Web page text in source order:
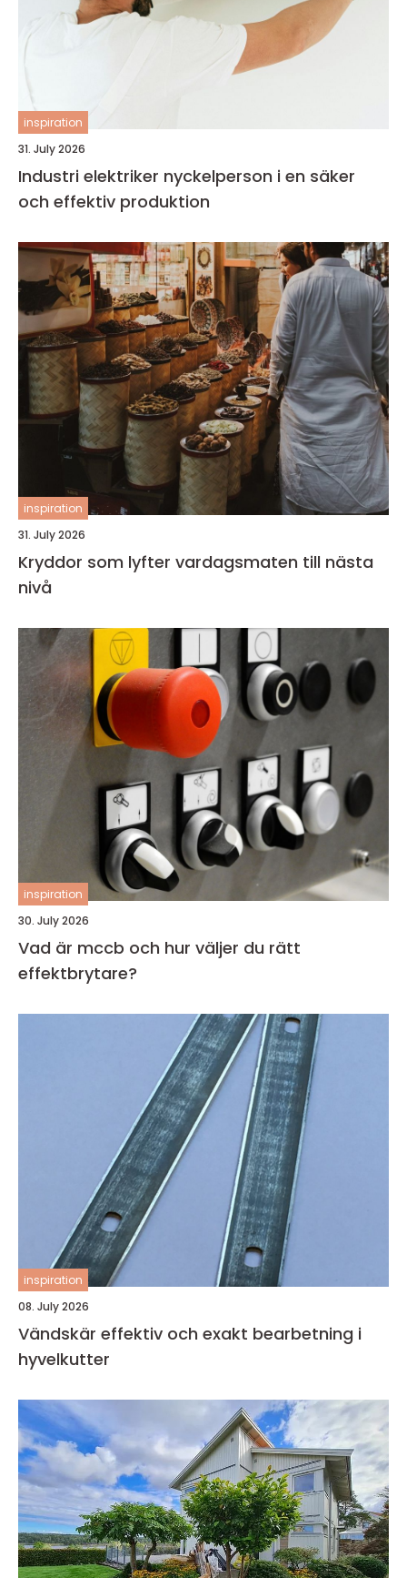
inspiration
31. July 2026
Industri elektriker nyckelperson i en säker
och effektiv produktion
inspiration
31. July 2026
Kryddor som lyfter vardagsmaten till nästa
nivå
inspiration
30. July 2026
Vad är mccb och hur väljer du rätt
effektbrytare?
inspiration
08. July 2026
Vändskär effektiv och exakt bearbetning i
hyvelkutter